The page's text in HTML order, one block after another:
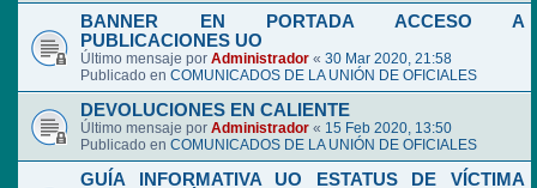
BANNER EN PORTADA ACCESO A
PUBLICACIONES UO
Último mensaje por Administrador « 30 Mar 2020, 21:58
Publicado en COMUNICADOS DE LA UNIÓN DE OFICIALES
DEVOLUCIONES EN CALIENTE
Último mensaje por Administrador « 15 Feb 2020, 13:50
Publicado en COMUNICADOS DE LA UNIÓN DE OFICIALES
GUÍA INFORMATIVA UO ESTATUS DE VÍCTIMA